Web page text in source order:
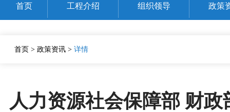
首页 工程介绍 组织领导 政策
首页 > 政策资讯 > 详情
人力资源社会保障部 财